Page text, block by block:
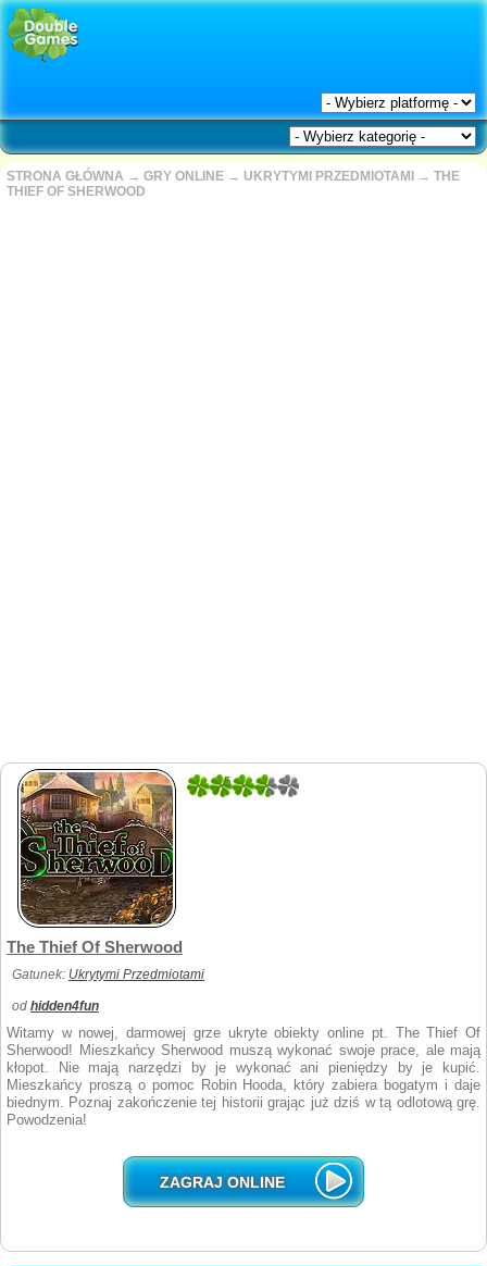
STRONA GŁÓWNA → GRY ONLINE → UKRYTYMI PRZEDMIOTAMI → THE
THIEF OF SHERWOOD
5
The Thief Of Sherwood
Gatunek: Ukrytymi Przedmiotami
od hidden4fun
Witamy w nowej, darmowej grze ukryte obiekty online pt. The Thief Of
Sherwood! Mieszkańcy Sherwood muszą wykonać swoje prace, ale mają
kłopot. Nie mają narzędzi by je wykonać ani pieniędzy by je kupić.
Mieszkańcy proszą o pomoc Robin Hooda, który zabiera bogatym i daje
biednym. Poznaj zakończenie tej historii grając już dziś w tą odlotową grę.
Powodzenia!
ZAGRAJ ONLINE